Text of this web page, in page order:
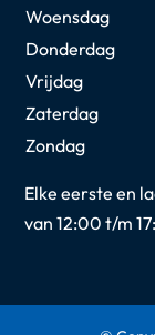
Woensdag
Donderdag
Vrijdag
Zaterdag
Zondag
Elke eerste en
van 12:00 t/m